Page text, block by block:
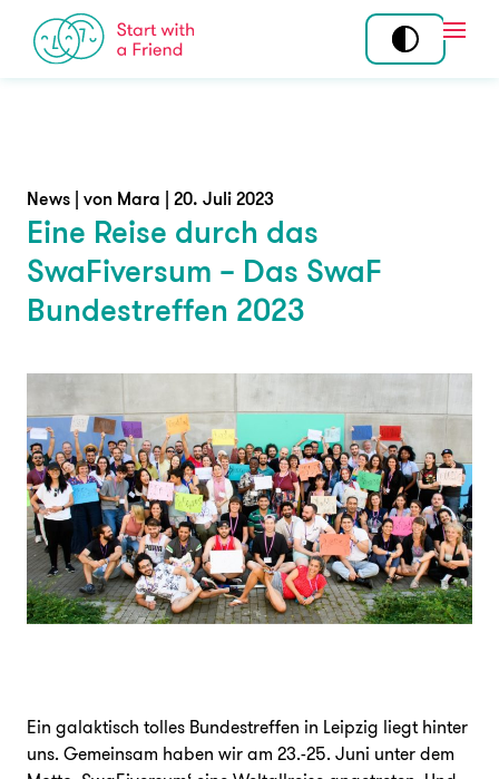
Skip to content
Community
Ehrenamt
Koordination am
Angebot
Story
Team
Programme
News
Unterstützen
FAQ Presse Jobs Login
News | von Mara | 20. Juli 2023
Eine Reise durch das
SwaFiversum – Das SwaF
Bundestreffen 2023
Ein galaktisch tolles Bundestreffen in Leipzig liegt hinter
uns. Gemeinsam haben wir am 23.-25. Juni unter dem